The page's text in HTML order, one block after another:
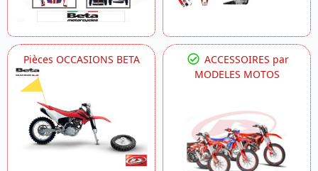
Pièces OCCASIONS BETA
ACCESSOIRES par
MODELES MOTOS